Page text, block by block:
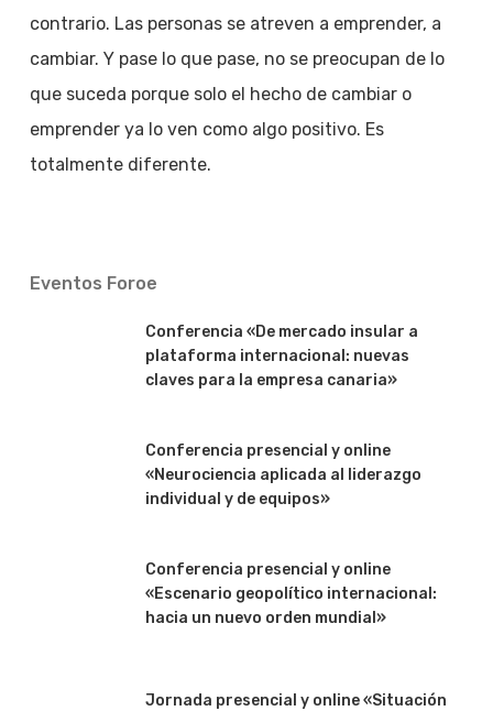
contrario. Las personas se atreven a emprender, a
cambiar. Y pase lo que pase, no se preocupan de lo
que suceda porque solo el hecho de cambiar o
emprender ya lo ven como algo positivo. Es
totalmente diferente.
Eventos Foroe
Conferencia «De mercado insular a
plataforma internacional: nuevas
claves para la empresa canaria»
Conferencia presencial y online
«Neurociencia aplicada al liderazgo
individual y de equipos»
Conferencia presencial y online
«Escenario geopolítico internacional:
hacia un nuevo orden mundial»
Jornada presencial y online «Situación